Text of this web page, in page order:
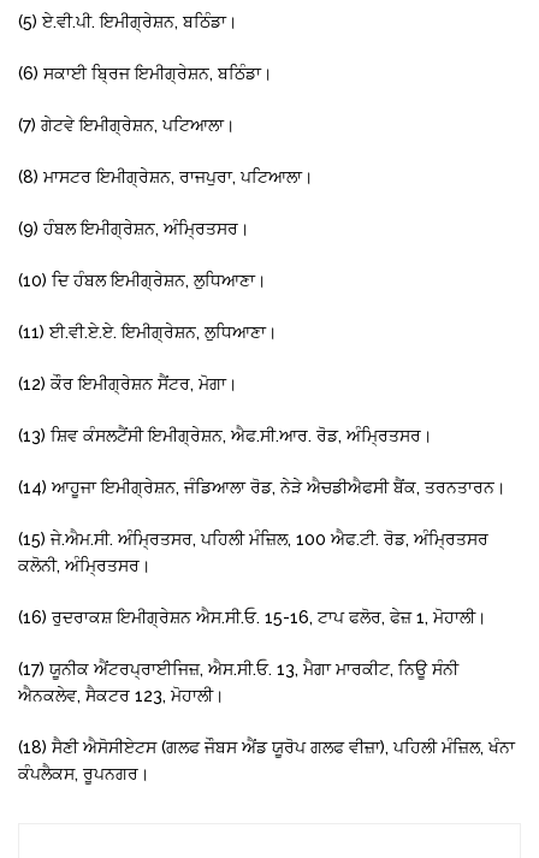
(5) ਏ.ਵੀ.ਪੀ. ਇਮੀਗ੍ਰੇਸ਼ਨ, ਬਠਿੰਡਾ।
(6) ਸਕਾਈ ਬ੍ਰਿਜ ਇਮੀਗ੍ਰੇਸ਼ਨ, ਬਠਿੰਡਾ।
(7) ਗੇਟਵੇ ਇਮੀਗ੍ਰੇਸ਼ਨ, ਪਟਿਆਲਾ।
(8) ਮਾਸਟਰ ਇਮੀਗ੍ਰੇਸ਼ਨ, ਰਾਜਪੁਰਾ, ਪਟਿਆਲਾ।
(9) ਹੰਬਲ ਇਮੀਗ੍ਰੇਸ਼ਨ, ਅੰਮ੍ਰਿਤਸਰ।
(10) ਦਿ ਹੰਬਲ ਇਮੀਗ੍ਰੇਸ਼ਨ, ਲੁਧਿਆਣਾ।
(11) ਈ.ਵੀ.ਏ.ਏ. ਇਮੀਗ੍ਰੇਸ਼ਨ, ਲੁਧਿਆਣਾ।
(12) ਕੌਰ ਇਮੀਗ੍ਰੇਸ਼ਨ ਸੈਂਟਰ, ਮੋਗਾ।
(13) ਸ਼ਿਵ ਕੰਸਲਟੈਂਸੀ ਇਮੀਗ੍ਰੇਸ਼ਨ, ਐਫ.ਸੀ.ਆਰ. ਰੋਡ, ਅੰਮ੍ਰਿਤਸਰ।
(14) ਆਹੂਜਾ ਇਮੀਗ੍ਰੇਸ਼ਨ, ਜੰਡਿਆਲਾ ਰੋਡ, ਨੇੜੇ ਐਚਡੀਐਫਸੀ ਬੈਂਕ, ਤਰਨਤਾਰਨ।
(15) ਜੇ.ਐਮ.ਸੀ. ਅੰਮ੍ਰਿਤਸਰ, ਪਹਿਲੀ ਮੰਜ਼ਿਲ, 100 ਐਫ.ਟੀ. ਰੋਡ, ਅੰਮ੍ਰਿਤਸਰ
ਕਲੋਨੀ, ਅੰਮ੍ਰਿਤਸਰ।
(16) ਰੁਦਰਾਕਸ਼ ਇਮੀਗ੍ਰੇਸ਼ਨ ਐਸ.ਸੀ.ਓ. 15-16, ਟਾਪ ਫਲੋਰ, ਫੇਜ਼ 1, ਮੋਹਾਲੀ।
(17) ਯੂਨੀਕ ਐਂਟਰਪ੍ਰਾਈਜਿਜ਼, ਐਸ.ਸੀ.ਓ. 13, ਮੈਗਾ ਮਾਰਕੀਟ, ਨਿਊ ਸੰਨੀ
ਐਨਕਲੇਵ, ਸੈਕਟਰ 123, ਮੋਹਾਲੀ।
(18) ਸੈਣੀ ਐਸੋਸੀਏਟਸ (ਗਲਫ ਜੌਬਸ ਐਂਡ ਯੂਰੋਪ ਗਲਫ ਵੀਜ਼ਾ), ਪਹਿਲੀ ਮੰਜ਼ਿਲ, ਖੰਨਾ
ਕੰਪਲੈਕਸ, ਰੂਪਨਗਰ।